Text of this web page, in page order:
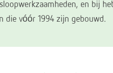
en bij
die vóór 1994 zijn gebouwd.